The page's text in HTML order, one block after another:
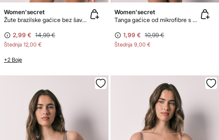
Women'secret
Žute brazilske gaćice bez šavova
2,99 € 14,99 €
Štednja 12,00 €
+2 Boje
Women'secret
Tanga gaćice od mikrofibre s uzorkom zmijske kože
1,99 € 10,99 €
Štednja 9,00 €